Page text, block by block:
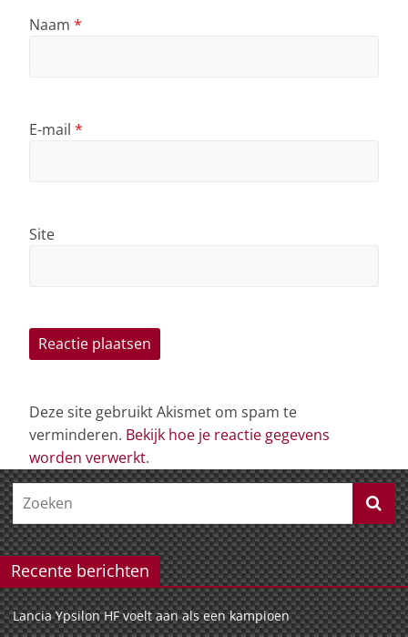
Naam *
E-mail *
Site
Deze site gebruikt Akismet om spam te
verminderen. Bekijk hoe je reactie gegevens
worden verwerkt.
Recente berichten
Lancia Ypsilon HF voelt aan als een kampioen